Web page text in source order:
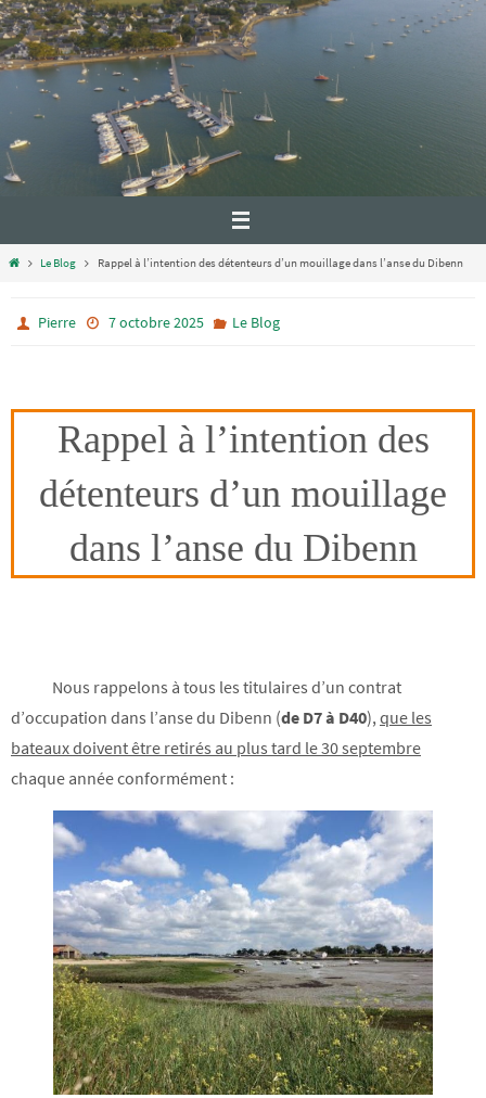
Le Blog Rappel à l’intention des détenteurs d’un mouillage dans l’anse du Dibenn
Pierre 7 octobre 2025 Le Blog
Rappel à l’intention des
détenteurs d’un mouillage
dans l’anse du Dibenn
Nous rappelons à tous les titulaires d’un contrat
d’occupation dans l’anse du Dibenn (de D7 à D40), que les
bateaux doivent être retirés au plus tard le 30 septembre
chaque année conformément :